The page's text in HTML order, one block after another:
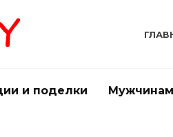
и поделки Мужчинам